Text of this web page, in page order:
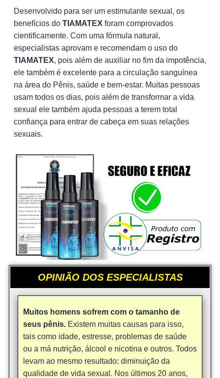
Desenvolvido para ser um estimulante sexual, os
benefícios do TIAMATEX foram comprovados
cientificamente. Com uma fórmula natural,
especialistas aprovam e recomendam o uso do
TIAMATEX, pois além de auxiliar no fim da impotência,
ele também é excelente para a circulação sanguínea
na área do Pênis, saúde e bem-estar. Muitas pessoas
usam todos os dias, pois além de transformar a vida
sexual ele também ajuda pessoas a terem total
confiança para entrar de cabeça em suas relações
sexuais.
OPINIÃO DOS ESPECIALISTAS
Muitos homens sofrem com o tamanho de
seus pênis. Existem muitas causas para isso,
tais como idade, estresse, problemas de saúde
ou a má nutrição, álcool e nicotina e outros. Todos
levam ao mesmo resultado: diminuição da
qualidade de vida sexual. Nos últimos 20 anos,